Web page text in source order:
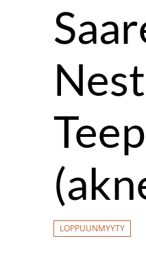
LOPPUUNMYYTY